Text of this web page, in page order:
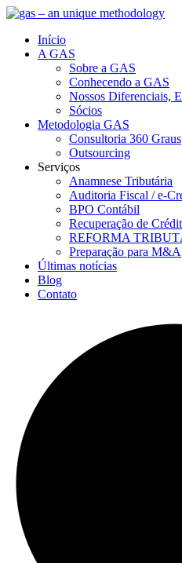
Início
A GAS
Sobre a GAS
Conhecendo a GAS
Nossos Diferenciais,
Sócios
Metodologia GAS
Consultoria 360 Graus
Outsourcing
Serviços
Anamnese Tributária
Auditoria Fiscal / e-
BPO Contábil
Recuperação de
REFORMA
Preparação para M&A
Últimas notícias
Blog
Contato